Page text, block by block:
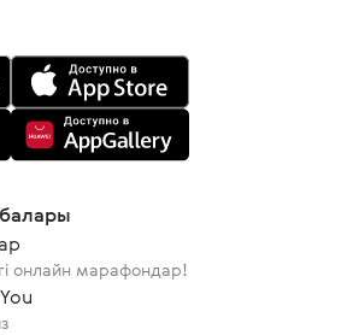
онлайн марафондар!